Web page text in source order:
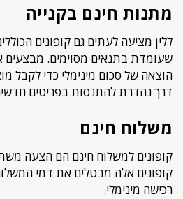
מתנות חינם בקנייה
ללין מציעה לעתים גם קופונים
שעומדת בתנאים מסוימים. מבצעים
הוצאה של סכום מינימלי כדי לקבל
דרך נהדרת להתנסות בפריטים
משלוח חינם
קופונים למשלוח חינם הם הצעה
קופונים אלה מבטלים את דמי
רכישה מינימלי.